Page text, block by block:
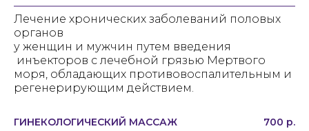
Лечение хронических заболеваний половых
органов
у женщин и мужчин путем введения
инъекторов с лечебной грязью Мертвого
моря, обладающих противовоспалительным и
регенерирующим действием.
ГИНЕКОЛОГИЧЕСКИЙ МАССАЖ 700 р.